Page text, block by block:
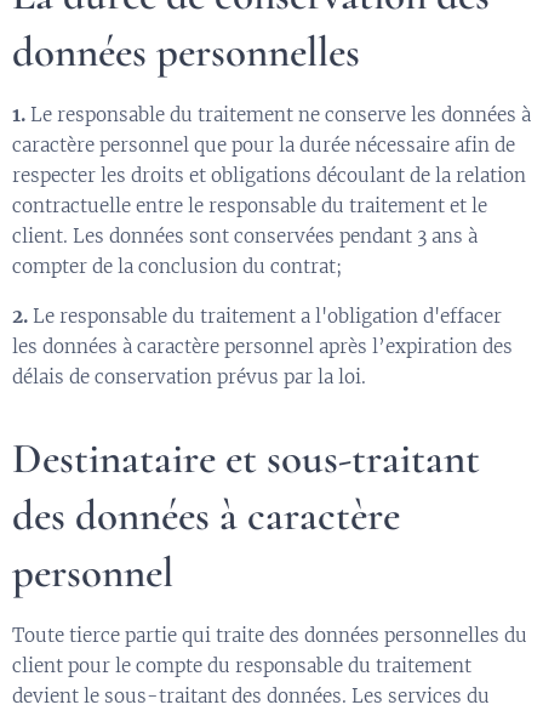
données personnelles
1. Le responsable du traitement ne conserve les données à
caractère personnel que pour la durée nécessaire afin de
respecter les droits et obligations découlant de la relation
contractuelle entre le responsable du traitement et le
client. Les données sont conservées pendant 3 ans à
compter de la conclusion du contrat;
2. Le responsable du traitement a l'obligation d'effacer
les données à caractère personnel après l’expiration des
délais de conservation prévus par la loi.
Destinataire et sous-traitant
des données à caractère
personnel
Toute tierce partie qui traite des données personnelles du
client pour le compte du responsable du traitement
devient le sous-traitant des données. Les services du